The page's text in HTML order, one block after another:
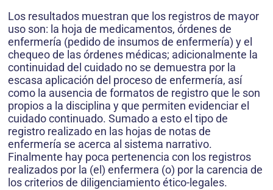
Los resultados muestran que los registros de mayor
uso son: la hoja de medicamentos, órdenes de
enfermería (pedido de insumos de enfermería) y el
chequeo de las órdenes médicas; adicionalmente la
continuidad del cuidado no se demuestra por la
escasa aplicación del proceso de enfermería, así
como la ausencia de formatos de registro que le son
propios a la disciplina y que permiten evidenciar el
cuidado continuado. Sumado a esto el tipo de
registro realizado en las hojas de notas de
enfermería se acerca al sistema narrativo.
Finalmente hay poca pertenencia con los registros
realizados por la (el) enfermera (o) por la carencia de
los criterios de diligenciamiento ético-legales.